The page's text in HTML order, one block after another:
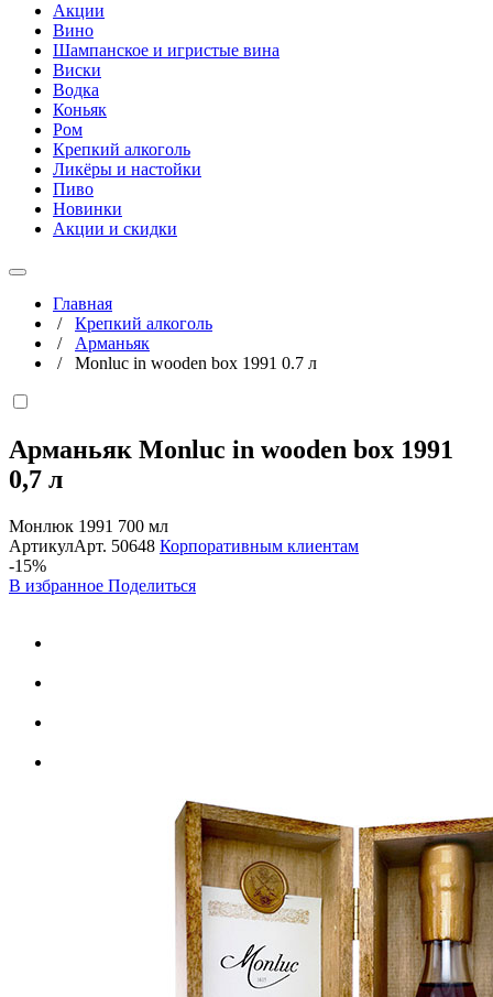
Акции
Вино
Шампанское и игристые вина
Виски
Водка
Коньяк
Ром
Крепкий алкоголь
Ликёры и настойки
Пиво
Новинки
Акции и скидки
Главная
/ Крепкий алкоголь
/ Арманьяк
/ Monluc in wooden box 1991 0.7 л
Арманьяк Monluc in wooden box 1991
0,7 л
Монлюк 1991 700 мл
АртикулАрт. 50648 Корпоративным клиентам
-15%
В избранное Поделиться